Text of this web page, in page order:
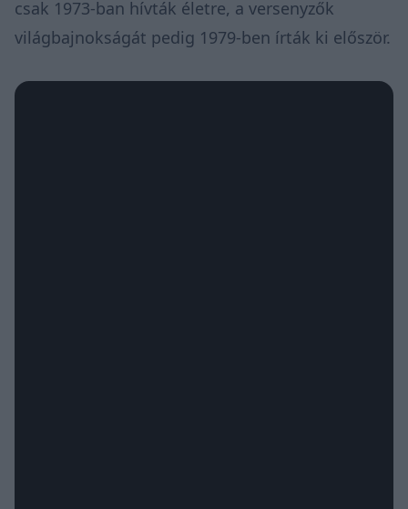
csak 1973-ban hívták életre, a versenyzők
világbajnokságát pedig 1979-ben írták ki először.